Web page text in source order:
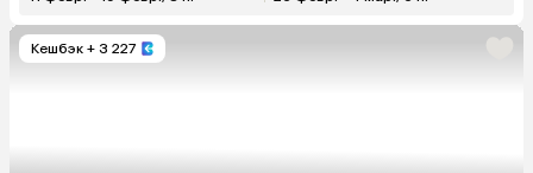
Кешбэк + 3 227